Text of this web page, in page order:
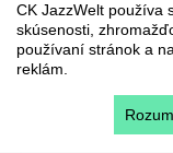
Novinka!
CK JazzWelt používa
skúsenosti,
používaní stránok a
reklám.